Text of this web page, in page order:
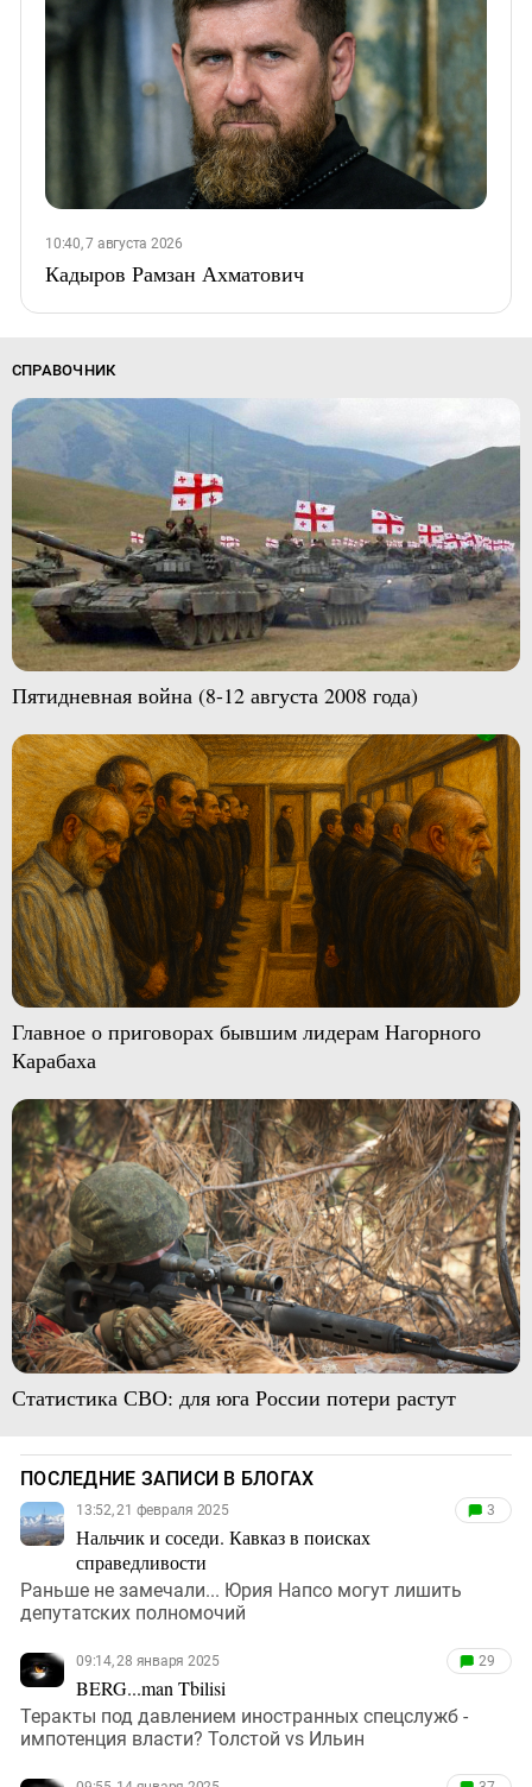
10:40, 7 августа 2026
Кадыров Рамзан Ахматович
СПРАВОЧНИК
Пятидневная война (8-12 августа 2008 года)
Главное о приговорах бывшим лидерам Нагорного
Карабаха
Статистика СВО: для юга России потери растут
ПОСЛЕДНИЕ ЗАПИСИ В БЛОГАХ
13:52, 21 февраля 2025
Нальчик и соседи. Кавказ в поисках
справедливости
3
Раньше не замечали... Юрия Напсо могут лишить
депутатских полномочий
09:14, 28 января 2025
BERG...man Tbilisi
29
Теракты под давлением иностранных спецслужб -
импотенция власти? Толстой vs Ильин